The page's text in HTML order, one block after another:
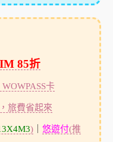
85折
WOWPASS卡
旅費省起來
)｜ 悠遊付(推